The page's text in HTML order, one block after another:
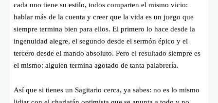
cada uno tiene su estilo, todos comparten el mismo vicio:
hablar más de la cuenta y creer que la vida es un juego que
siempre termina bien para ellos. El primero lo hace desde la
ingenuidad alegre, el segundo desde el sermón épico y el
tercero desde el mando absoluto. Pero el resultado siempre es
el mismo: alguien termina agotado de tanta palabrería.
Así que si tienes un Sagitario cerca, ya sabes: no es lo mismo